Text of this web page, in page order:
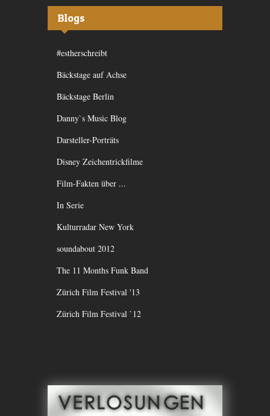
Blogs
#estherschreibt
Bäckstage auf Achse
Bäckstage Berlin
Danny`s Music Blog
Darsteller-Porträts
Disney Zeichentrickfilme
Film-Fakten über ...
In Serie
Kulturradar New York
soundabout 2012
The 11 Months Funk Band
Zürich Film Festival '13
Zürich Film Festival `12